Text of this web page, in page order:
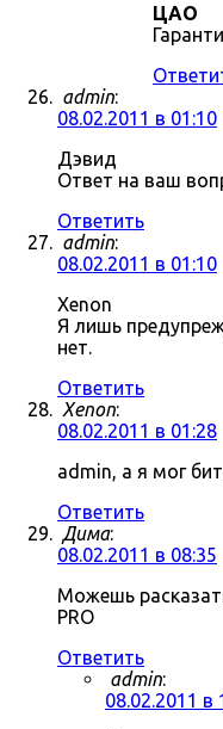
ЦАО
admin:
08.02.2011 в 01:10
Дэвид
Ответ на ваш
Ответить
admin:
08.02.2011 в 01:10
Xenon
Я лишь
нет.
Ответить
Xenon:
08.02.2011 в 01:28
admin, а я мог
Ответить
Дима:
08.02.2011 в 08:35
Можешь
PRO
Ответить
admin:
08.02.2011 в